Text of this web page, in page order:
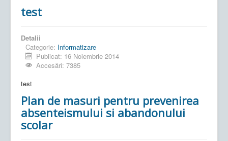
test
Detalii
Categorie: Informatizare
Publicat: 16 Noiembrie 2014
Accesări: 7385
test
Plan de masuri pentru prevenirea
absenteismului si abandonului
scolar